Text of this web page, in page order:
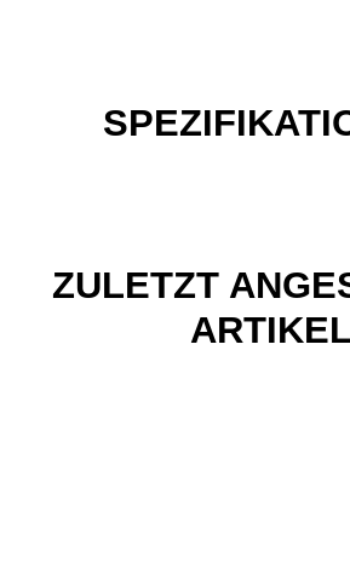
ZULETZT
ARTIKEL